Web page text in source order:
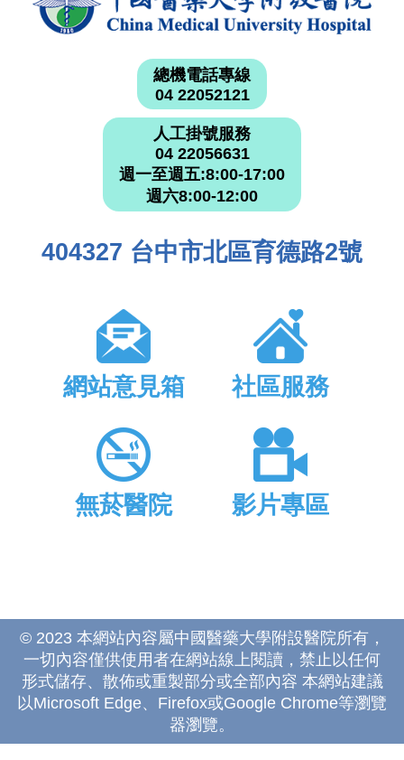
總機電話專線
04 22052121
人工掛號服務
04 22056631
週一至週五:8:00-17:00
週六8:00-12:00
404327 台中市北區育德路2號
網站意見箱 社區服務
無菸醫院 影片專區
© 2023 本網站內容屬中國醫藥大學附設醫院所有，
一切內容僅供使用者在網站線上閱讀，禁止以任何
形式儲存、散佈或重製部分或全部內容 本網站建議
以Microsoft Edge、Firefox或Google Chrome等瀏覽
器瀏覽。